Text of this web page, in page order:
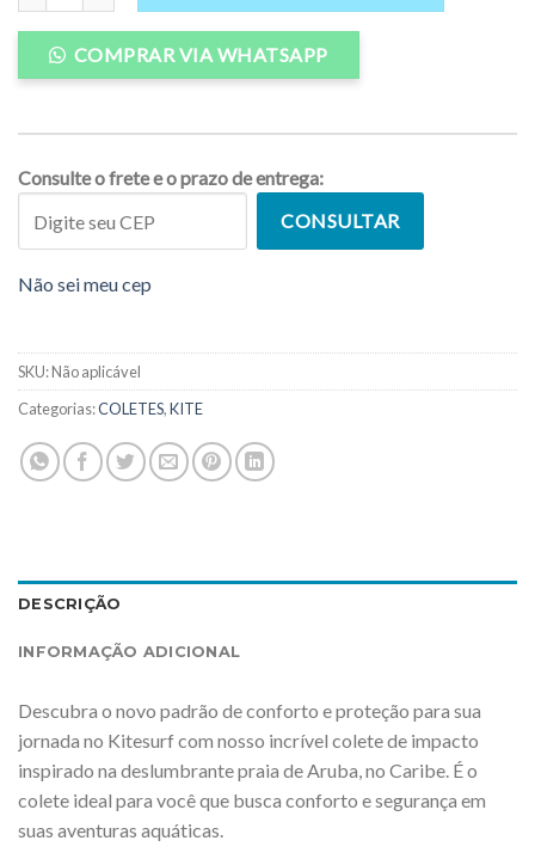
COMPRAR VIA WHATSAPP
Consulte o frete e o prazo de entrega:
CONSULTAR
Não sei meu cep
SKU:Não aplicável
Categorias:COLETES,KITE
DESCRIÇÃO
INFORMAÇÃO ADICIONAL
Descubra o novo padrão de conforto e proteção para sua
jornada no Kitesurf com nosso incrível colete de impacto
inspirado na deslumbrante praia de Aruba, no Caribe. É o
colete ideal para você que busca conforto e segurança em
suas aventuras aquáticas.